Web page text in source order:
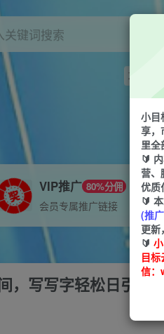
关键词搜索
项目
VIP推广 80%分佣
会员专属推广链接
，写写字轻松日引
小目
享，
里全
🔰
营、
优质
🔰
(推
更新
🔰
目
信：